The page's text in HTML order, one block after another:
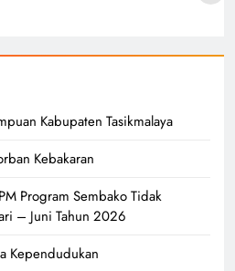
Kabupaten Tasikmalaya
Kebakaran
Program Sembako Tidak
– Juni Tahun 2026
Kependudukan